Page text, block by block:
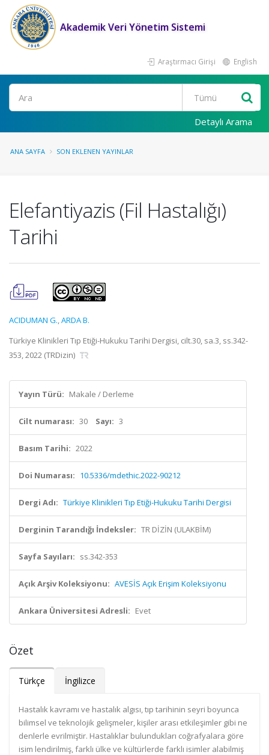
Akademik Veri Yönetim Sistemi
Araştırmacı Girişi English
Ara
Detaylı Arama
ANA SAYFA SON EKLENEN YAYINLAR
Elefantiyazis (Fil Hastalığı)
Tarihi
ACIDUMAN G.,ARDA B.
Türkiye Klinikleri Tıp Etiği-Hukuku Tarihi Dergisi, cilt.30, sa.3, ss.342-
353, 2022 (TRDizin)
Yayın Türü: Makale / Derleme
Cilt numarası: 30 Sayı: 3
Basım Tarihi: 2022
Doi Numarası: 10.5336/mdethic.2022-90212
Dergi Adı: Türkiye Klinikleri Tıp Etiği-Hukuku Tarihi Dergisi
Derginin Tarandığı İndeksler: TR DİZİN (ULAKBİM)
Sayfa Sayıları: ss.342-353
Açık Arşiv Koleksiyonu: AVESİS Açık Erişim Koleksiyonu
Ankara Üniversitesi Adresli: Evet
Özet
Türkçe İngilizce
Hastalık kavramı ve hastalık algısı, tıp tarihinin seyri boyunca
bilimsel ve teknolojik gelişmeler, kişiler arası etkileşimler gibi ne
denlerle evrilmiştir. Hastalıklar bulundukları coğrafyalara göre
isim lendirilmiş, farklı ülke ve kültürlerde farklı isimler alabilmiş